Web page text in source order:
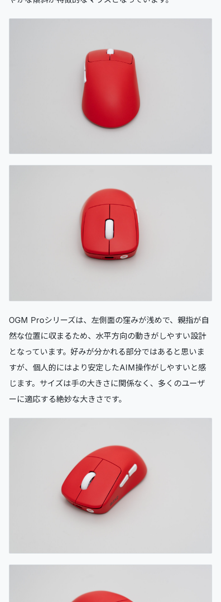
OGM Proシリーズは、左側面の窪みが浅めで、親指が自
然な位置に収まるため、水平方向の動きがしやすい設計
となっています。好みが分かれる部分ではあると思いま
すが、個人的にはより安定したAIM操作がしやすいと感
じます。サイズは手の大きさに関係なく、多くのユーザ
ーに適応する絶妙な大きさです。